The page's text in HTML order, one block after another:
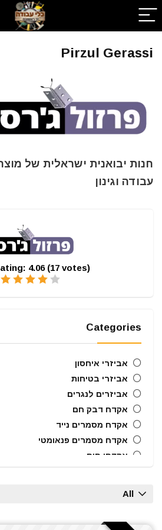
Pirzul Gerassi
חנות יבואנית ישראלית של
עבודה וגינון
4.06 (17votes)
Categories
אביזרי איחסון
אביזרי בטיחות
אביזרים לנגרים
אקדח דבק חם
אקדח מסמרים נייד
אקדח מסמרים פנאומטי
אקדחי חום
All